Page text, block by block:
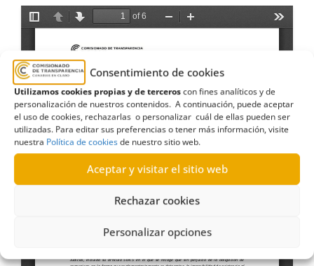
Consentimiento de cookies
Utilizamos cookies propias y de terceroscon fines analíticos y de
personalización de nuestros contenidos. A continuación, puede aceptar
el uso de cookies, rechazarlas o personalizar cuál de ellas pueden ser
utilizadas. Para editar sus preferencias o tener más información, visite
nuestra Política de cookiesde nuestro sitio web.
Aceptar y visitar el sitio web
Rechazar cookies
Personalizar opciones